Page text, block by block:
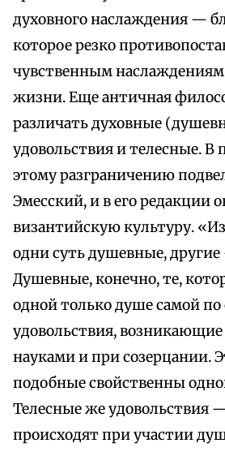
духовного наслаждения —
которое резко
чувственным
жизни. Еще античная
различать духовные
удовольствия и телесные. В
этому разграничению
Эмесский, и в его редакции
византийскую культуру.
одни суть душевные,
Душевные, конечно, те,
одной только душе самой по
удовольствия,
науками и при созерцании.
подобные свойственны
Телесные же удовольствия
происходят при участии